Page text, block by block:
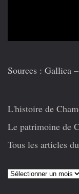
Les
Sources : Gallica
L'histoire de
Le patrimoine de
Tous les articles
Articles